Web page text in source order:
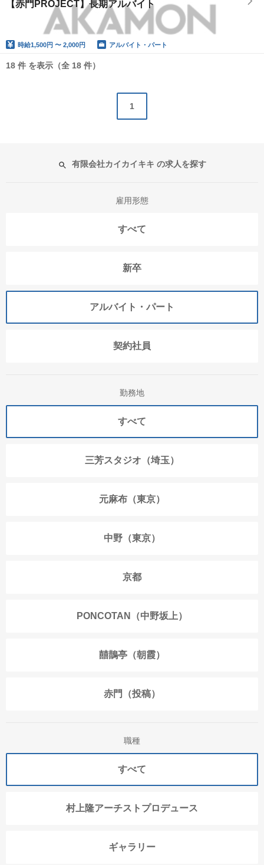
【赤門PROJECT】長期アルバイト
時給1,500円 〜 2,000円 アルバイト・パート
18 件 を表示（全 18 件）
1
有限会社カイカイキキ の求人を探す
雇用形態
すべて
新卒
アルバイト・パート
契約社員
勤務地
すべて
三芳スタジオ（埼玉）
元麻布（東京）
中野（東京）
京都
PONCOTAN（中野坂上）
囍鵲亭（朝霞）
赤門（投稿）
職種
すべて
村上隆アーチストプロデュース
ギャラリー